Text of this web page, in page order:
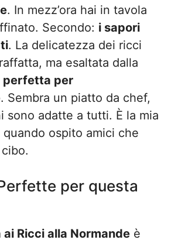
. In mezz’ora hai in tavola
Secondo: i sapori
. La delicatezza dei ricci
ma esaltata dalla
perfetta per
. Sembra un piatto da chef,
sono adatte a tutti. È la mia
ospito amici che
per questa
ai Ricci alla Normande è